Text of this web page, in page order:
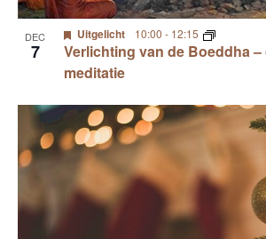
DEC
7
Verlichting van de Boeddha –
meditatie
Uitgelicht 10:00 - 12:15